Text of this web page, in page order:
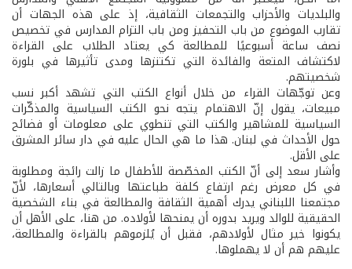
والبلديات والأحزاب والتجمعات الثقافية، إذ على هذه الجهات أن
تقارب الموضوع من باب التحفيز ومن باب التزام المدارس في تخصيص
نصف ساعة أسبوعيًا للمطالعة كي يعتاد الطلاب على القراءة
لاكتشاف المتعة والفائدة التي تكتنزها ومدى تأثيرها في بلورة
شخصيتهم.
وعن توجّهات القراء من خلال أنواع الكتب التي تشهد أكبر نسب
مبيعات، يقول إنّ الاهتمام يتجه نحو الكتب السياسية والمذكّرات
السياسية للمشاهير والكتب التي تنطوي على معلومات أو فضائح
حول الأحداث في لبنان. هذا ما هي الحال عليه في دار سائر المشرق
على الأقل.
وأشار سعد إلى أنّ الكتب المخصّصة للأطفال ما زالت رائجة ومطلوبة
في كل معرض رغم ارتفاع كلفة طباعتها وبالتالي أسعارها، لأنّ
مجتمعنا اللبناني يدرك أهمية الثقافة والمطالعة في بناء الشخصية
الحقيقية للوالد ويريد بدوره أن يمنحها لأولاده. من هنا، على الأهل أن
يكونوا خير مثال لأولادهم، فقبل أن يُلزموهم بالقراءة والمطالعة،
عليهم هم أن لا يهملوها.